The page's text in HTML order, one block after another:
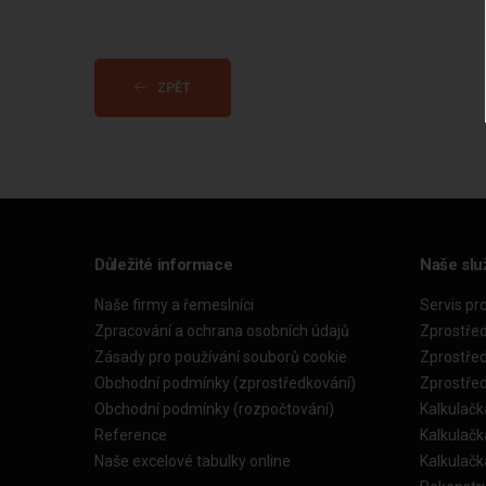
ZPĚT
Důležité informace
Naše firmy a řemeslníci
Zpracování a ochrana osobních údajů
Zásady pro používání souborů cookie
Obchodní podmínky (zprostředkování)
Obchodní podmínky (rozpočtování)
Reference
Naše excelové tabulky online
Naše
Servis